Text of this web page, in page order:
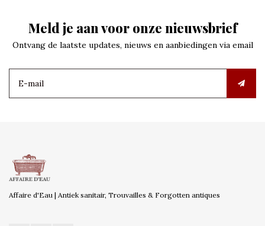
Meld je aan voor onze nieuwsbrief
Ontvang de laatste updates, nieuws en aanbiedingen via email
Affaire d'Eau | Antiek sanitair, Trouvailles & Forgotten antiques